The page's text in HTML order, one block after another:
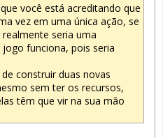
você está acreditando que
vez em uma única ação, se
seria uma
funciona, pois seria
construir duas novas
sem ter os recursos,
têm que vir na sua mão